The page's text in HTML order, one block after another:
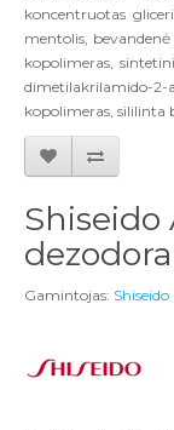
koncentruotas
mentolis,
kopolimeras,
dimetilakrilamido-
kopolimeras, sililinta
Shiseido
Gamintojas: Shiseido